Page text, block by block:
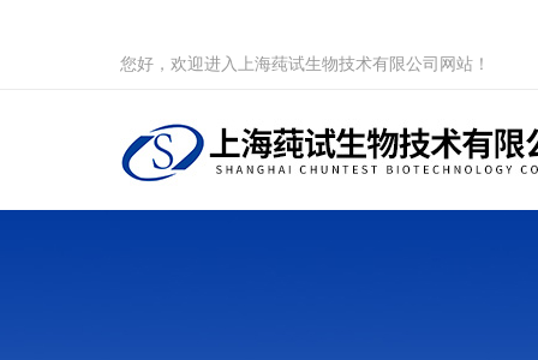
您好，欢迎进入上海莼试生物技术有限公司网站！